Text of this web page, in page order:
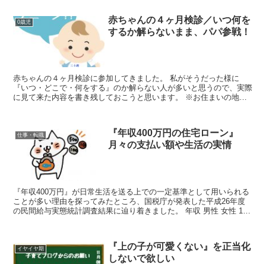
0歳児
赤ちゃんの４ヶ月検診／いつ何を
するか解らないまま、パパ参戦！
赤ちゃんの４ヶ月検診に参加してきました。 私がそうだった様に
『いつ・どこで・何をする』のか解らない人が多いと思うので、実際
に見て来た内容を書き残しておこうと思います。 ※お住まいの地域
仕事・転職
『年収400万円の住宅ローン』
月々の支払い額や生活の実情
『年収400万円』が日常生活を送る上での一定基準として用いられる
ことが多い理由を探ってみたところ、国税庁が発表した平成26年度
の民間給与実態統計調査結果に辿り着きました。 年収 男性 女性 100
イヤイヤ期
『上の子が可愛くない』を正当化
しないで欲しい